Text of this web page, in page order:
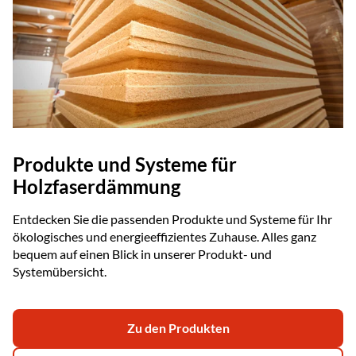
Produkte und Systeme für
Holzfaserdämmung
Entdecken Sie die passenden Produkte und Systeme für Ihr
ökologisches und energieeffizientes Zuhause. Alles ganz
bequem auf einen Blick in unserer Produkt- und
Systemübersicht.
Zu den Produkten